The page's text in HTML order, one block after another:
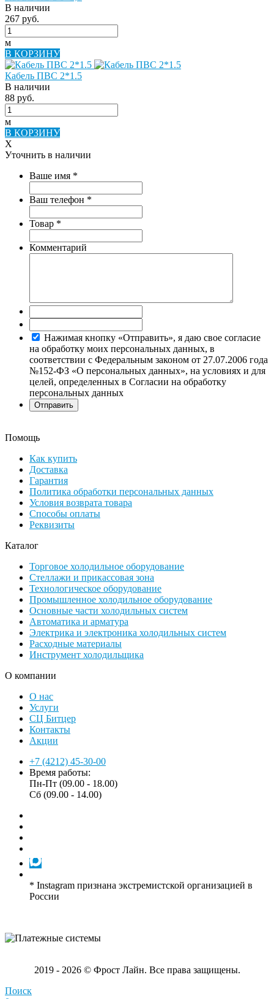
В наличии
267 руб.
м
В КОРЗИНУ
Кабель ПВС 2*1.5
В наличии
88 руб.
м
В КОРЗИНУ
X
Уточнить в наличии
Ваше имя *
Ваш телефон *
Товар *
Комментарий
Нажимая кнопку «Отправить», я даю свое согласие
на обработку моих персональных данных, в
соответствии с Федеральным законом от 27.07.2006 года
№152-ФЗ «О персональных данных», на условиях и для
целей, определенных в Согласии на обработку
персональных данных
Помощь
Как купить
Доставка
Гарантия
Политика обработки персональных данных
Условия возврата товара
Способы оплаты
Реквизиты
Каталог
Торговое холодильное оборудование
Стеллажи и прикассовая зона
Технологическое оборудование
Промышленное холодильное оборудование
Основные части холодильных систем
Автоматика и арматура
Электрика и электроника холодильных систем
Расходные материалы
Инструмент холодильщика
О компании
О нас
Услуги
СЦ Битцер
Контакты
Акции
+7 (4212) 45-30-00
Время работы:
Пн-Пт (09.00 - 18.00)
Сб (09.00 - 14.00)
* Instagram признана экстремистской организацией в
России
2019 - 2026 © Фрост Лайн. Все права защищены.
Поиск